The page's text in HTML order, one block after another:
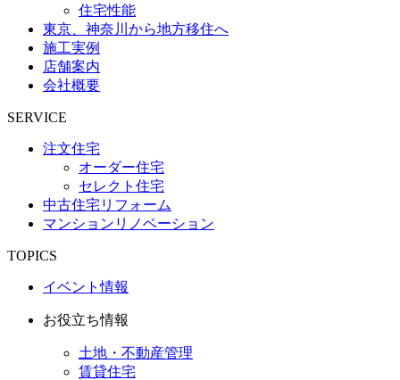
住宅性能
東京、神奈川から地方移住へ
施工実例
店舗案内
会社概要
SERVICE
注文住宅
オーダー住宅
セレクト住宅
中古住宅リフォーム
マンションリノベーション
TOPICS
イベント情報
お役立ち情報
土地・不動産管理
賃貸住宅